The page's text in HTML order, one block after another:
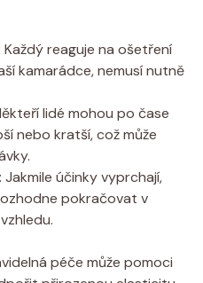
Každý reaguje na ⁤ošetření
kamarádce, nemusí nutně
lidé mohou ‌po čase
nebo kratší, což může⁢
Jakmile účinky vyprchají,
pokračovat‌ v
péče může pomoci